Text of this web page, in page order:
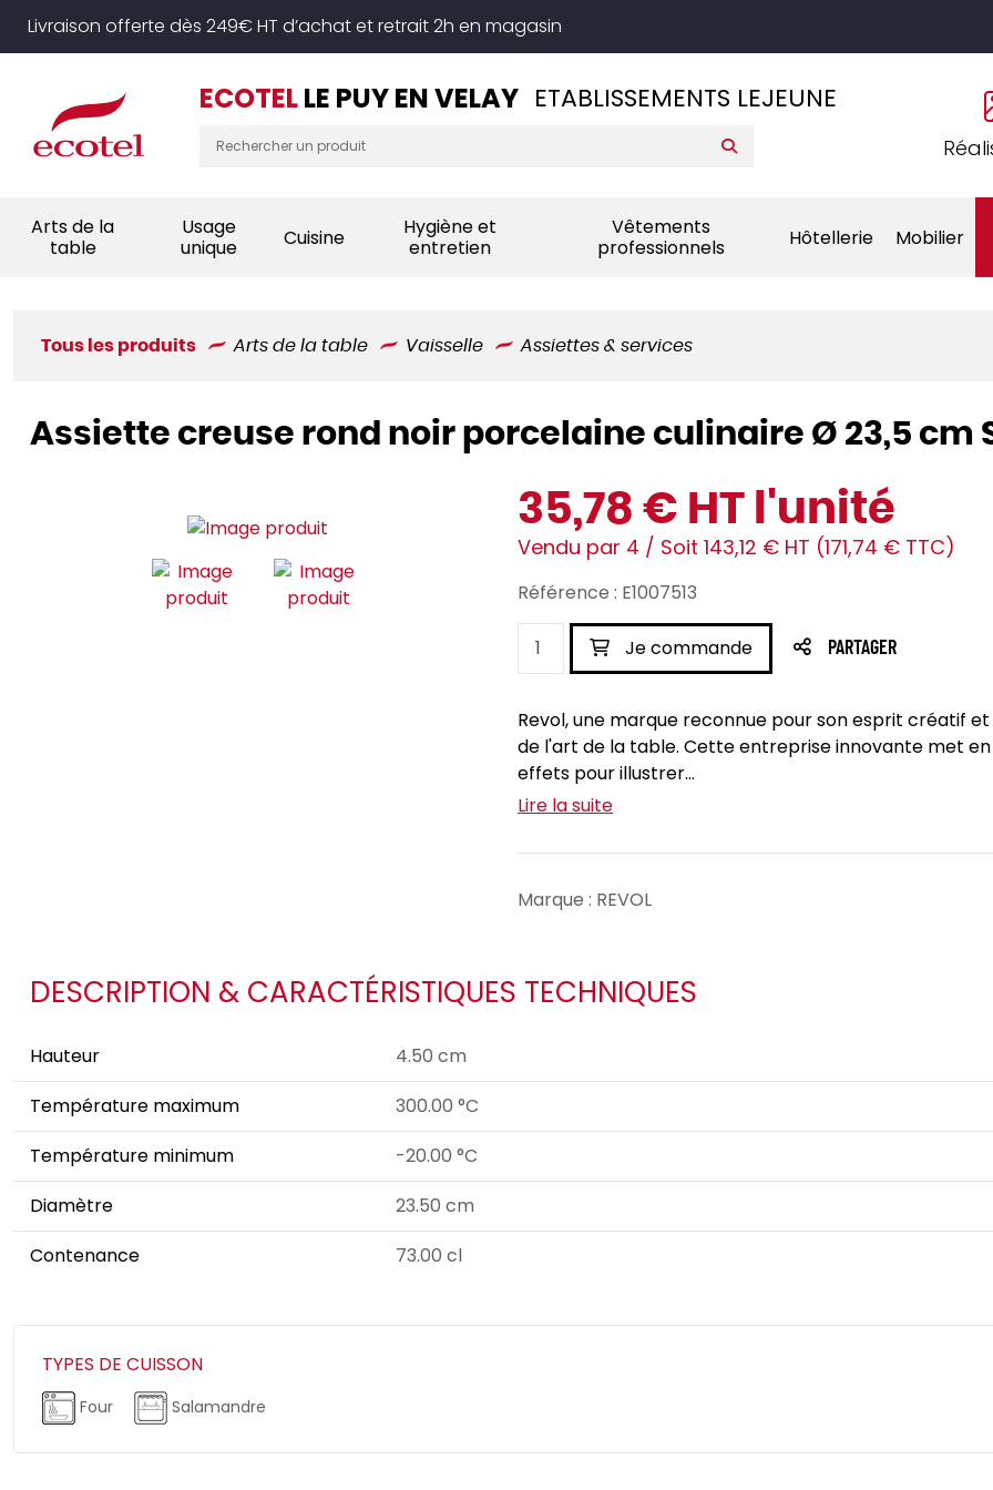
Livraison offerte dès 249€ HT d’achat et retrait 2h en magasin
ECOTELLE PUY EN VELAY ETABLISSEMENTS LEJEUNE
Arts de la
table
Usage
unique
Cuisine
Hygiène et
entretien
Vêtements
professionnels
Hôtellerie Mobilier
Tous les produits Arts de la table Vaisselle Assiettes & services
Assiette creuse rond noir porcelaine culinaire Ø 23,5 cm
35,78 € HT l'unité
Vendu par 4 / Soit 143,12 € HT (171,74 € TTC)
Référence : E1007513
Je commande PARTAGER
Revol, une marque reconnue pour son esprit créatif
de l'art de la table. Cette entreprise innovante met
effets pour illustrer...
Lire la suite
Marque : REVOL
DESCRIPTION & CARACTÉRISTIQUES TECHNIQUES
Hauteur
4.50 cm
Température maximum
300.00 °C
Température minimum
-20.00 °C
Diamètre
23.50 cm
Contenance
73.00 cl
TYPES DE CUISSON
Four Salamandre
Panneau de gestion des cookies